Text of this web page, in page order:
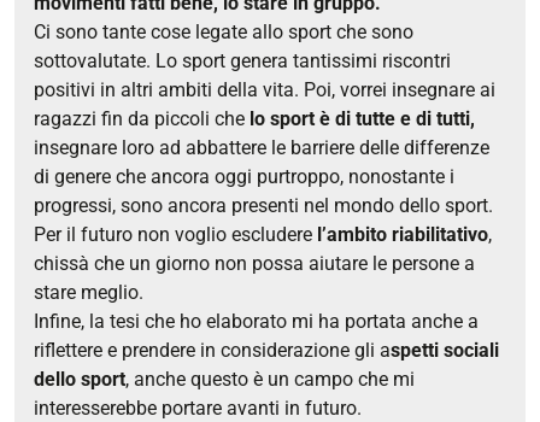
Ci sono tante cose legate allo sport che sono
sottovalutate. Lo sport genera tantissimi riscontri
positivi in altri ambiti della vita. Poi, vorrei insegnare ai
ragazzi fin da piccoli che lo sport è di tutte e di tutti,
insegnare loro ad abbattere le barriere delle differenze
di genere che ancora oggi purtroppo, nonostante i
progressi, sono ancora presenti nel mondo dello sport.
Per il futuro non voglio escludere l’ambito riabilitativo,
chissà che un giorno non possa aiutare le persone a
stare meglio.
Infine, la tesi che ho elaborato mi ha portata anche a
riflettere e prendere in considerazione gli aspetti sociali
dello sport, anche questo è un campo che mi
interesserebbe portare avanti in futuro.